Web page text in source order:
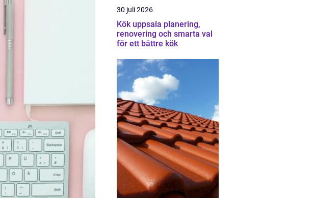
30 juli 2026
Kök uppsala planering,
renovering och smarta val
för ett bättre kök